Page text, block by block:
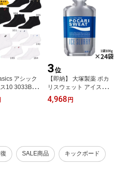
アシック
10 3033B86
レーボール ハ
スポーツソッ
3位
【即納】 大塚製薬 ポカ
リスウェット アイススラ
リー 24個セット テレビ
CM放映中 熱中症対策 ス
4,968 円
SALE商品 キックボード